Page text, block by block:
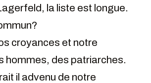
la liste est longue.
croyances et notre
hommes, des patriarches.
il advenu de notre